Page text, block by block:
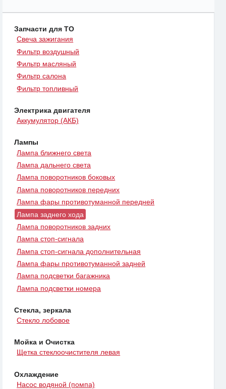
Запчасти для ТО
Свеча зажигания
Фильтр воздушный
Фильтр масляный
Фильтр салона
Фильтр топливный
Электрика двигателя
Аккумулятор (АКБ)
Лампы
Лампа ближнего света
Лампа дальнего света
Лампа поворотников боковых
Лампа поворотников передних
Лампа фары противотуманной передней
Лампа заднего хода
Лампа поворотников задних
Лампа стоп-сигнала
Лампа стоп-сигнала дополнительная
Лампа фары противотуманной задней
Лампа подсветки багажника
Лампа подсветки номера
Стекла, зеркала
Стекло лобовое
Мойка и Очистка
Щетка стеклоочистителя левая
Охлаждение
Насос водяной (помпа)